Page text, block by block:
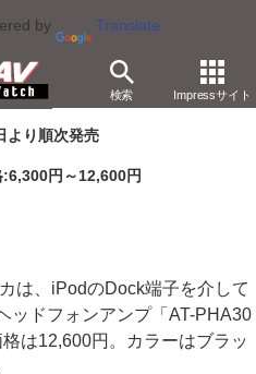
by Translate
検索 Impressサイト
続対応ポータブルアンプ
レオミニタイプも
より順次発売
円～12,600円
は、iPodのDock端子を介して
ッドフォンアンプ「AT-PHA30
は12,600円。カラーはブラッ